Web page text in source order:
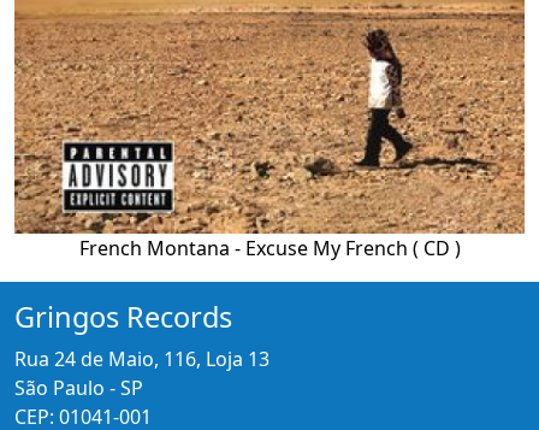
French Montana - Excuse My French ( CD )
Gringos Records
Rua 24 de Maio, 116, Loja 13
São Paulo - SP
CEP: 01041-001